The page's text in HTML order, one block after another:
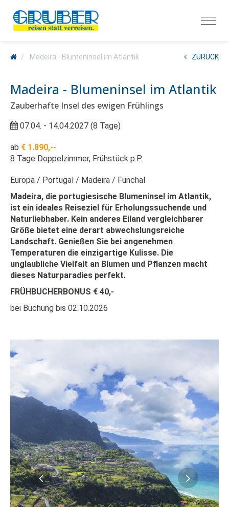
Madeira - Blumeninsel im Atlantik ZURÜCK
Madeira - Blumeninsel im Atlantik
Zauberhafte Insel des ewigen Frühlings
07.04. - 14.04.2027 (8 Tage)
ab € 1.890,--
8 Tage Doppelzimmer, Frühstück p.P.
Europa Portugal Madeira
Funchal
Madeira, die portugiesische Blumeninsel im Atlantik,
ist ein ideales Reiseziel für Erholungssuchende und
Naturliebhaber. Kein anderes Eiland vergleichbarer
Größe bietet eine derart abwechslungsreiche
Landschaft. Genießen Sie bei angenehmen
Temperaturen die einzigartige Kulisse. Die
unglaubliche Vielfalt an Blumen und Pflanzen macht
dieses Naturparadies perfekt.
FRÜHBUCHERBONUS € 40,-
bei Buchung bis 02.10.2026